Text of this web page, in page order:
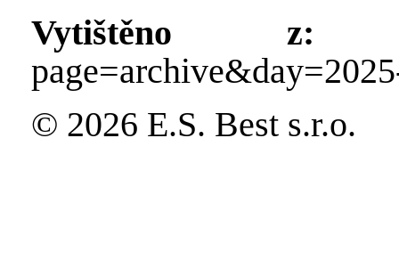
Vytištěno z:
© 2026 E.S. Best s.r.o.